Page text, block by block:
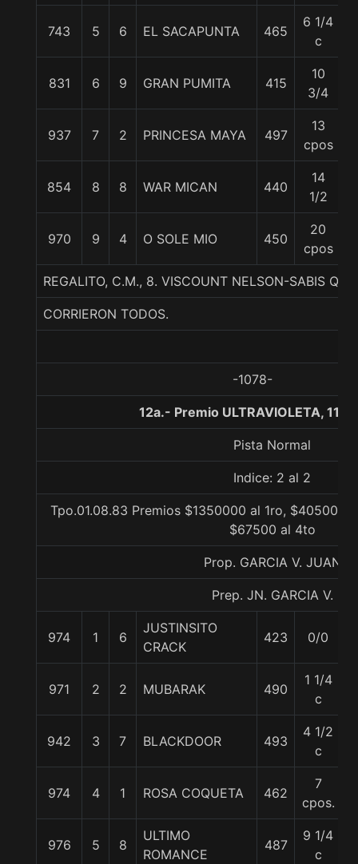
743 5 6 EL SACAPUNTA 465
6 1/4
c
831 6 9 GRAN PUMITA 415
10
3/4
937 7 2 PRINCESA MAYA 497
13
cpos
854 8 8 WAR MICAN 440
14
1/2
970 9 4 O SOLE MIO 450
20
cpos
REGALITO, C.M., 8. VISCOUNT NELSON-SABIS
CORRIERON TODOS.
-1078-
12a.- Premio ULTRAVIOLETA,
Pista Normal
Indice: 2 al 2
Tpo.01.08.83 Premios $1350000 al 1ro, $405000
$67500 al 4to
Prop. GARCIA V. JUAN
Prep. JN. GARCIA V.
974 1 6
JUSTINSITO
CRACK
423 0/0
971 2 2 MUBARAK 490
1 1/4
c
942 3 7 BLACKDOOR 493
4 1/2
c
974 4 1 ROSA COQUETA 462
7
cpos.
976 5 8
ULTIMO
ROMANCE
487
9 1/4
c